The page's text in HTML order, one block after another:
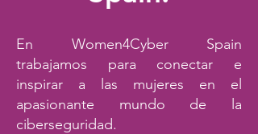
En Women4Cyber Spain
trabajamos para conectar e
inspirar a las mujeres en el
apasionante mundo de la
ciberseguridad.